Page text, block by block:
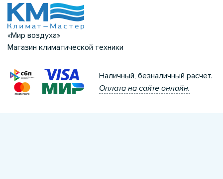
«Мир воздуха»
Магазин климатической техники
Наличный, безналичный расчет.
Оплата на сайте онлайн.